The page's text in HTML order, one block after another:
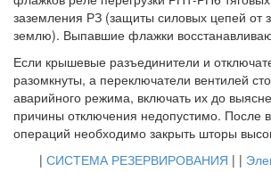
заземления РЗ (защиты силовых цепей от
землю). Выпавшие флажки
Если крышевые разъединители и
разомкнуты, а переключатели вентилей
аварийного режима, включать их до
причины отключения недопустимо. После
операций необходимо закрыть шторы
| СИСТЕМА РЕЗЕРВИРОВАНИЯ | |